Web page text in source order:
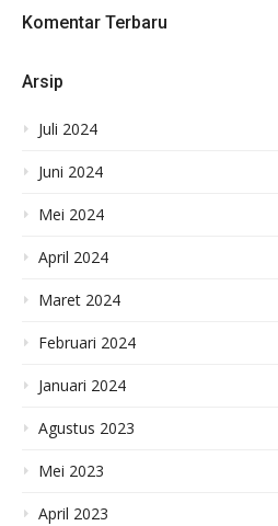
Komentar Terbaru
Arsip
Juli 2024
Juni 2024
Mei 2024
April 2024
Maret 2024
Februari 2024
Januari 2024
Agustus 2023
Mei 2023
April 2023